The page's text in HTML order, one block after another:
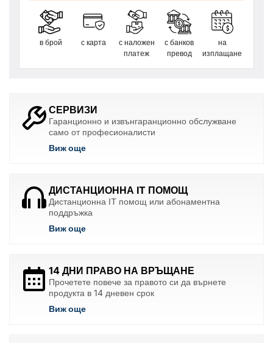
в брой с карта
с наложен
платеж
с банков
превод
на
изплащане
СЕРВИЗИ
Гаранционно и извънгаранционно обслужване
само от професионалисти
Виж още
ДИСТАНЦИОННА IT ПОМОЩ
Дистанционна IT помощ или абонаментна
поддръжка
Виж още
14 ДНИ ПРАВО НА ВРЪЩАНЕ
Прочетете повече за правото си да върнете
продукта в 14 дневен срок
Виж още